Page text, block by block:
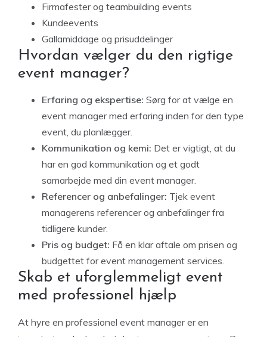
Firmafester og teambuilding events
Kundeevents
Gallamiddage og prisuddelinger
Hvordan vælger du den rigtige
event manager?
Erfaring og ekspertise: Sørg for at vælge en
event manager med erfaring inden for den type
event, du planlægger.
Kommunikation og kemi: Det er vigtigt, at du
har en god kommunikation og et godt
samarbejde med din event manager.
Referencer og anbefalinger: Tjek event
managerens referencer og anbefalinger fra
tidligere kunder.
Pris og budget: Få en klar aftale om prisen og
budgettet for event management services.
Skab et uforglemmeligt event
med professionel hjælp
At hyre en professionel event manager er en